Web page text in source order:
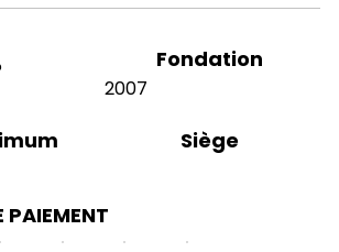
Fondation
2007
Siège
PAIEMENT